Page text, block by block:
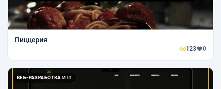
Пиццерия
123 0
ВЕБ-РАЗРАБОТКА И IT